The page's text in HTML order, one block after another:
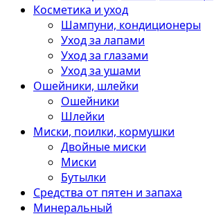
Косметика и уход
Шампуни, кондиционеры
Уход за лапами
Уход за глазами
Уход за ушами
Ошейники, шлейки
Ошейники
Шлейки
Миски, поилки, кормушки
Двойные миски
Миски
Бутылки
Средства от пятен и запаха
Минеральный